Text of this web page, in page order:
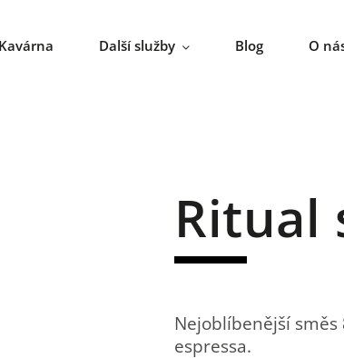
Kavárna Další služby Blog O
Ritual
Nejoblíbenější
espressa.